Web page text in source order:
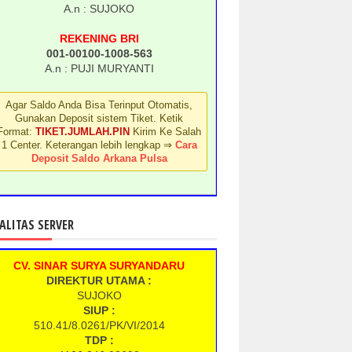
A.n : SUJOKO
REKENING BRI
001-00100-1008-563
A.n : PUJI MURYANTI
Agar Saldo Anda Bisa Terinput Otomatis,
Gunakan Deposit sistem Tiket. Ketik
TIKET.JUMLAH.PIN Kirim Ke Salah
1 Center. Keterangan lebih lengkap ⇒ Cara
Deposit Saldo Arkana Pulsa
SERVER
CV. SINAR SURYA SURYANDARU
DIREKTUR UTAMA :
SUJOKO
SIUP :
510.41/8.0261/PK/VI/2014
TDP :